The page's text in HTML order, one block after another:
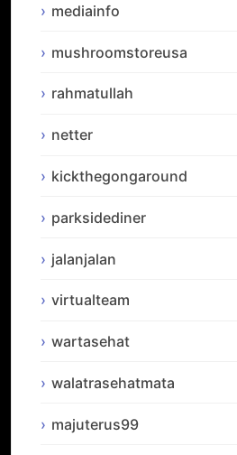
mediainfo
mushroomstoreusa
rahmatullah
netter
kickthegongaround
parksidediner
jalanjalan
virtualteam
wartasehat
walatrasehatmata
majuterus99